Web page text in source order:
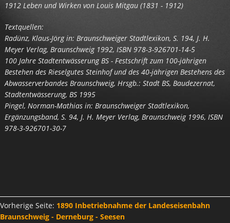
1912 Leben und Wirken von Louis Mitgau (1831 - 1912)
Textquellen:
Radünz, Klaus-Jörg in: Braunschweiger Stadtlexikon, S. 194, J. H.
Meyer Verlag, Braunschweig 1992, ISBN 978-3-926701-14-5
100 Jahre Stadtentwässerung BS - Festschrift zum 100-jährigen
Bestehen des Rieselgutes Steinhof und des 40-jährigen Bestehens des
Abwasserverbandes Braunschweig, Hrsgb.: Stadt BS, Baudezernat,
Stadtentwässerung, BS 1995
Pingel, Norman-Mathias in: Braunschweiger Stadtlexikon,
Ergänzungsband, S. 94, J. H. Meyer Verlag, Braunschweig 1996, ISBN
978-3-926701-30-7
Vorherige Seite: 1890 Inbetriebnahme der Landeseisenbahn
Braunschweig - Derneburg - Seesen